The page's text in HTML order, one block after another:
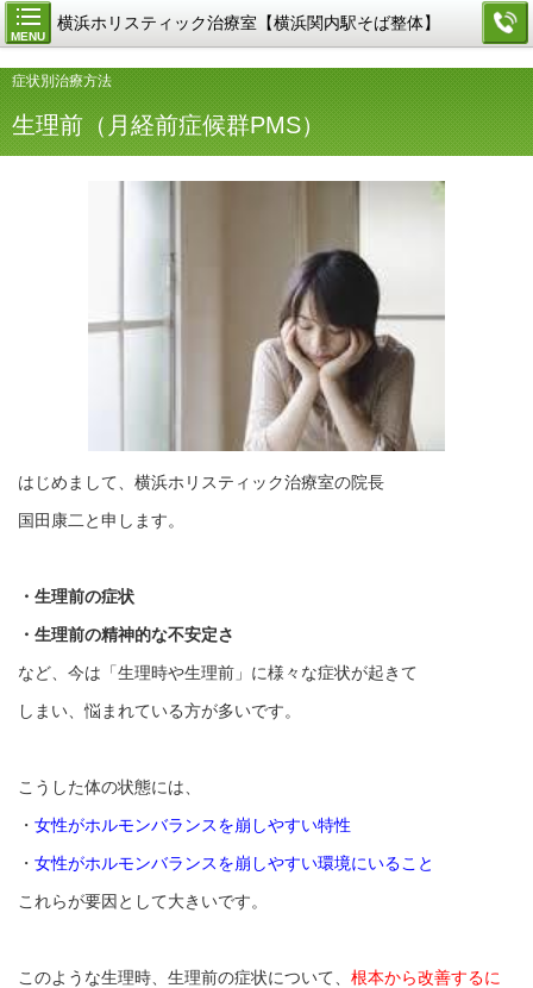
MENU
横浜ホリスティック治療室【横浜関内駅そば整体】
症状別治療方法
生理前（月経前症候群PMS）
はじめまして、横浜ホリスティック治療室の院長
国田康二と申します。
・生理前の症状
・生理前の精神的な不安定さ
など、今は「生理時や生理前」に様々な症状が起きて
しまい、悩まれている方が多いです。
こうした体の状態には、
・ 女性がホルモンバランスを崩しやすい特性
・ 女性がホルモンバランスを崩しやすい環境にいること
これらが要因として大きいです。
このような生理時、生理前の症状について、 根本から改善するに